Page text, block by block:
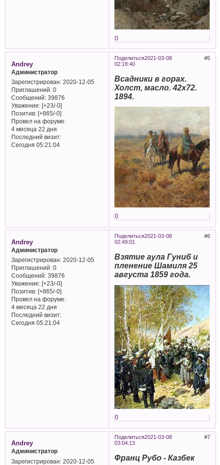
0
Поделиться 5
2021-03-08
02:18:40
Andrey
Администратор
Зарегистрирован: 2020-12-05
Приглашений:0
Сообщений:39876
Уважение: [+23/-0]
Позитив: [+865/-0]
Провел на форуме:
4 месяца 22 дня
Последний визит:
Сегодня 05:21:04
Всадники в горах.
Холст, масло. 42х72.
1894.
0
Поделиться 6
2021-03-08
02:49:01
Andrey
Администратор
Зарегистрирован: 2020-12-05
Приглашений:0
Сообщений:39876
Уважение: [+23/-0]
Позитив: [+865/-0]
Провел на форуме:
4 месяца 22 дня
Последний визит:
Сегодня 05:21:04
Взятие аула Гуниб и
пленение Шамиля 25
августа 1859 года.
0
Поделиться 7
2021-03-08
03:04:13
Andrey
Администратор
Зарегистрирован: 2020-12-05
Франц Рубо - Казбек